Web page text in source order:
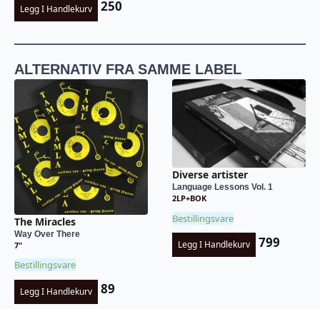
Legg I Handlekurv 250
ALTERNATIV FRA SAMME LABEL
The Miracles
Way Over There
7"
Bestillingsvare
Legg I Handlekurv 89
Diverse artister
Language Lessons Vol. 1
2LP+BOK
Bestillingsvare
Legg I Handlekurv 799